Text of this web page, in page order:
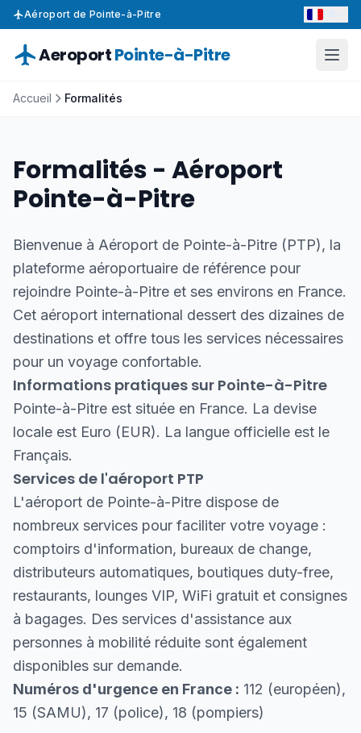
Aéroport de Pointe-à-Pitre
AeroportPointe-à-Pitre
Accueil Formalités
Formalités - Aéroport
Pointe-à-Pitre
Bienvenue à Aéroport de Pointe-à-Pitre (PTP), la
plateforme aéroportuaire de référence pour
rejoindre Pointe-à-Pitre et ses environs en France.
Cet aéroport international dessert des dizaines de
destinations et offre tous les services nécessaires
pour un voyage confortable.
Informations pratiques sur Pointe-à-Pitre
Pointe-à-Pitre est située en France. La devise
locale est Euro (EUR). La langue officielle est le
Français.
Services de l'aéroport PTP
L'aéroport de Pointe-à-Pitre dispose de
nombreux services pour faciliter votre voyage :
comptoirs d'information, bureaux de change,
distributeurs automatiques, boutiques duty-free,
restaurants, lounges VIP, WiFi gratuit et consignes
à bagages. Des services d'assistance aux
personnes à mobilité réduite sont également
disponibles sur demande.
Numéros d'urgence en France : 112 (européen),
15 (SAMU), 17 (police), 18 (pompiers)